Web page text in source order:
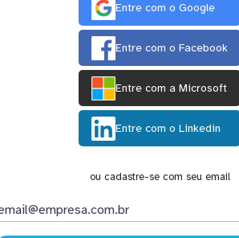
Entre com o Google
Entre com o Facebook
Entre com a Microsoft
Entre com o Linkedin
ou cadastre-se com seu email